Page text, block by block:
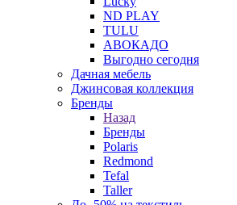
ND PLAY
TULU
АВОКАДО
Выгодно сегодня
Дачная мебель
Джинсовая коллекция
Бренды
Назад
Бренды
Polaris
Redmond
Tefal
Taller